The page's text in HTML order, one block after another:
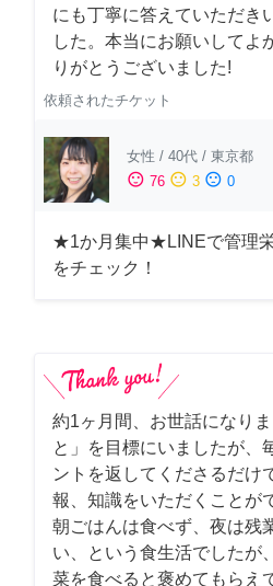
にも丁寧に答えていただき
した。本当にお願いしてよ
りがとうございました!
依頼されたチケット
女性 / 40代 / 東京都
sentiment_satisfied 76 sentiment_neutral 3 sentiment_dissatisfied 0
★1か月集中★LINEで管理
をチェック！
約1ヶ月間、お世話になり
と」を目標にいましたが、
ントを返してくださるだけ
報、知識をいただくことが
朝ごはんは食べず、夜は残
い、という食生活でしたが
菜を食べると褒めてもらえ